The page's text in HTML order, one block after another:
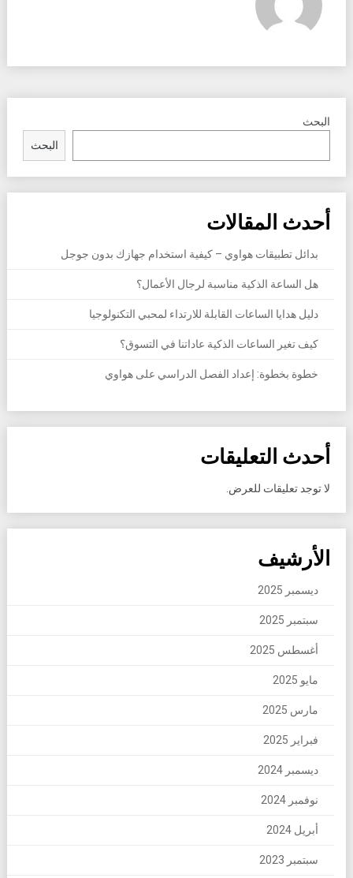
البحث
البحث
أحدث المقالات
بدائل تطبيقات هواوي – كيفية استخدام جهازك بدون جوجل
هل الساعة الذكية مناسبة لرجال الأعمال؟
دليل هدايا الساعات القابلة للارتداء لمحبي التكنولوجيا
كيف تغير الساعات الذكية عاداتنا في التسوق؟
خطوة بخطوة: إعداد الفصل الدراسي على هواوي
أحدث التعليقات
لا توجد تعليقات للعرض.
الأرشيف
ديسمبر 2025
سبتمبر 2025
أغسطس 2025
مايو 2025
مارس 2025
فبراير 2025
ديسمبر 2024
نوفمبر 2024
أبريل 2024
سبتمبر 2023